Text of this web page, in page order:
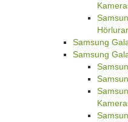
Hörlurar
Samsung
Samsung